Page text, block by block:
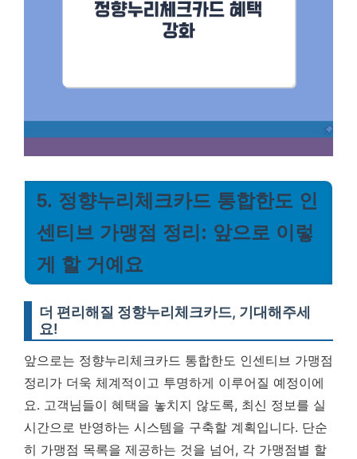
5. 정향누리체크카드 통합한도 인
센티브 가맹점 정리: 앞으로 이렇
게 할 거예요
더 편리해질 정향누리체크카드, 기대해주세
요!
앞으로는 정향누리체크카드 통합한도 인센티브 가맹점
정리가 더욱 체계적이고 투명하게 이루어질 예정이에
요. 고객님들이 혜택을 놓치지 않도록, 최신 정보를 실
시간으로 반영하는 시스템을 구축할 계획입니다. 단순
히 가맹점 목록을 제공하는 것을 넘어, 각 가맹점별 할